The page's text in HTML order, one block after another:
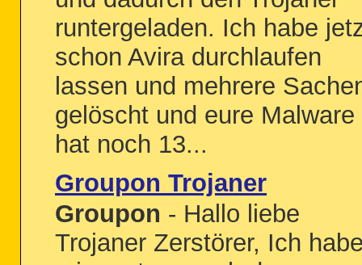
runtergeladen. Ich habe
schon Avira durchlaufen
lassen und mehrere
gelöscht und eure Malware
hat noch 13...
Groupon Trojaner
Groupon - Hallo liebe
Trojaner Zerstörer, Ich